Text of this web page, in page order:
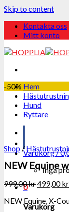
Skip to content
Kontakta oss
Mitt konto
Hem
Hund
Ryttare
Varukorg /
Inga
0
Varukorg
-50%
Shop /
NEW Equine
999,00kr499,00kr
NEW Equine, X-